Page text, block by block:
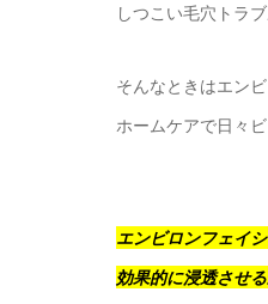
しつこい毛穴トラ
そんなときはエン
ホームケアで日々
エンビロンフェイ
効果的に浸透させ